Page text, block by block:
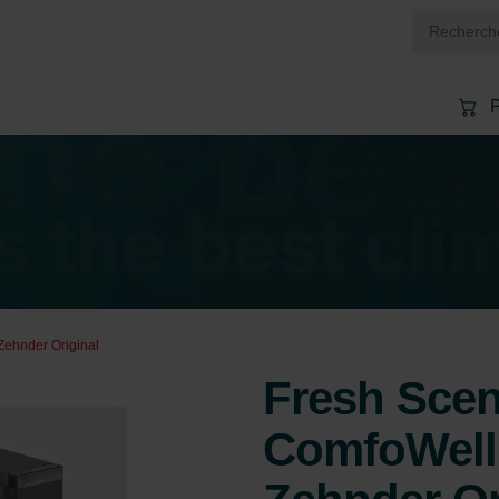
Original
Fresh